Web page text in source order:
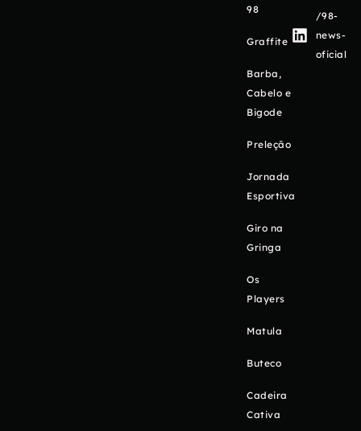
98
Graffite
Barba,
Cabelo e
Bigode
Preleção
Jornada
Esportiva
Giro na
Gringa
Os
Players
Matula
Buteco
Cadeira
Cativa
/98-
news-
oficial